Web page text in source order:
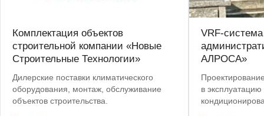
Комплектация объектов
строительной компании «Новые
Строительные Технологии»
Дилерские поставки климатического
оборудования, монтаж, обслуживание
объектов строительства.
VRF-
АЛРОСА»
в